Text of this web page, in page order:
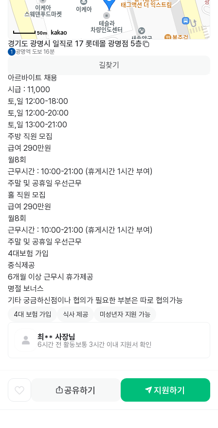
50m
경기도 광명시 일직로 17 롯데몰 광명점 5층
1 광명역 도보 16분
길찾기
아르바이트 채용
시급 : 11,000
토,일 12:00-18:00
토,일 12:00-20:00
토,일 13:00-21:00
주방 직원 모집
급여 290만원
월8회
근무시간 : 10:00-21:00 (휴게시간 1시간 부여)
주말 및 공휴일 우선근무
홀 직원 모집
급여 290만원
월8회
근무시간 : 10:00-21:00 (휴게시간 1시간 부여)
주말 및 공휴일 우선근무
4대보험 가입
중식제공
6개월 이상 근무시 휴가제공
명절 보너스
기타 궁금하신점이나 협의가 필요한 부분은 따로 협의가능
4대 보험 가입 식사 제공 미성년자 지원 가능
최** 사장님
6시간 전 활동보통 3시간 이내 지원서 확인
공유하기 지원하기